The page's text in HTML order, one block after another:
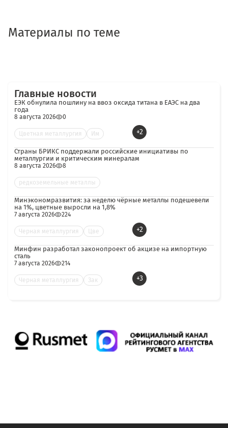
Материалы по теме
Главные новости
ЕЭК обнулила пошлину на ввоз оксида титана в ЕАЭС на два
года
8 августа 2026 0
Цветная металлургия Им +2
Страны БРИКС поддержали российские инициативы по
металлургии и критическим минералам
8 августа 2026 8
редкоземельные металлы
Минэкономразвития: за неделю чёрные металлы подешевели
на 1%, цветные выросли на 1,8%
7 августа 2026 224
Черная металлургия Цве +2
Минфин разработал законопроект об акцизе на импортную
сталь
7 августа 2026 214
Черная металлургия Зак +3